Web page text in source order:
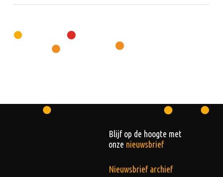
Blijf op de hoogte met
onze nieuwsbrief
Nieuwsbrief archief